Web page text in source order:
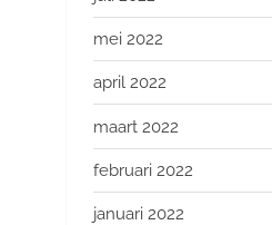
mei 2022
april 2022
maart 2022
februari 2022
januari 2022